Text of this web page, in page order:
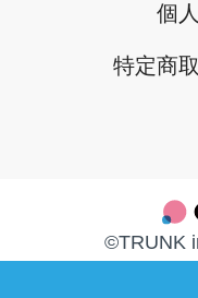
個
特定商
©︎TRUNK